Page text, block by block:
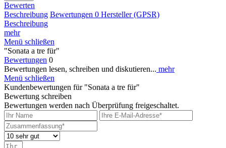
Bewerten
Beschreibung Bewertungen 0 Hersteller (GPSR)
Beschreibung
mehr
Menü schließen
"Sonata a tre für"
Bewertungen 0
Bewertungen lesen, schreiben und diskutieren... mehr
Menü schließen
Kundenbewertungen für "Sonata a tre für"
Bewertung schreiben
Bewertungen werden nach Überprüfung freigeschaltet.